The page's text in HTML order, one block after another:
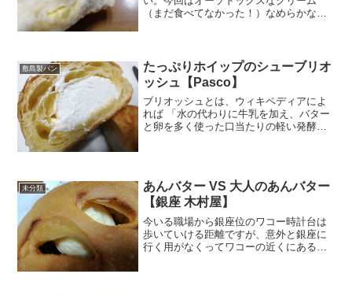
（まだ食べてなかった！）なめらかなカ
～。丹念熟成に外れなし、だ...
敷島製パン
たっぷりホイップのシューブリオ
ッシュ【Pasco】
ブリオッシュとは、ウィキペディアによ
れば 「水の代わりに牛乳を加え、バター
と卵を多く使った口当たりの軽い発酵パ
未分類
あんバター VS 大人のあんバター
【銀座 木村屋】
今いる職場から銀座位のワコー時計台は
歩いていける距離ですが、意外と銀座に
行く用がなくってワコーの近くにある木